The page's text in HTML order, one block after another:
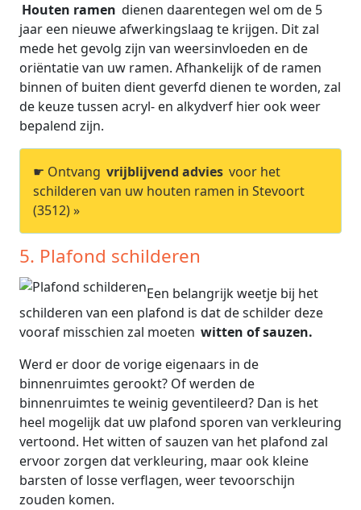
Houten ramen dienen daarentegen wel om de 5
jaar een nieuwe afwerkingslaag te krijgen. Dit zal
mede het gevolg zijn van weersinvloeden en de
oriëntatie van uw ramen. Afhankelijk of de ramen
binnen of buiten dient geverfd dienen te worden, zal
de keuze tussen acryl- en alkydverf hier ook weer
bepalend zijn.
☛ Ontvang vrijblijvend advies voor het
schilderen van uw houten ramen in Stevoort
(3512) »
5. Plafond schilderen
Een belangrijk weetje bij het
schilderen van een plafond is dat de schilder deze
vooraf misschien zal moeten witten of sauzen.
Werd er door de vorige eigenaars in de
binnenruimtes gerookt? Of werden de
binnenruimtes te weinig geventileerd? Dan is het
heel mogelijk dat uw plafond sporen van verkleuring
vertoond. Het witten of sauzen van het plafond zal
ervoor zorgen dat verkleuring, maar ook kleine
barsten of losse verflagen, weer tevoorschijn
zouden komen.